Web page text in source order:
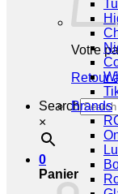
Votre
Retour
Search
×
0
Panier
Brands